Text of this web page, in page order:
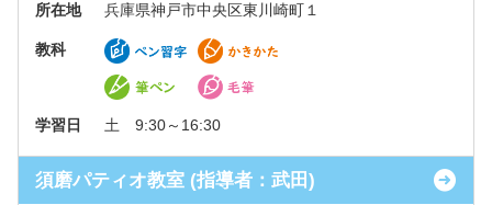
所在地 兵庫県神戸市中央区東川崎町１
教科
学習日 土 9:30～16:30
須磨パティオ教室 (指導者：武田)